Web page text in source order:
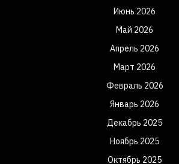
Июнь 2026
Май 2026
Апрель 2026
Март 2026
Февраль 2026
Январь 2026
Декабрь 2025
Ноябрь 2025
Октябрь 2025